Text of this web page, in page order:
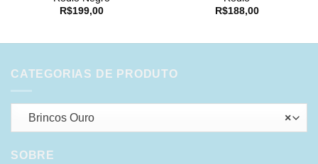
R$199,00
R$188,00
CATEGORIAS DE PRODUTO
×
Brincos Ouro
SOBRE